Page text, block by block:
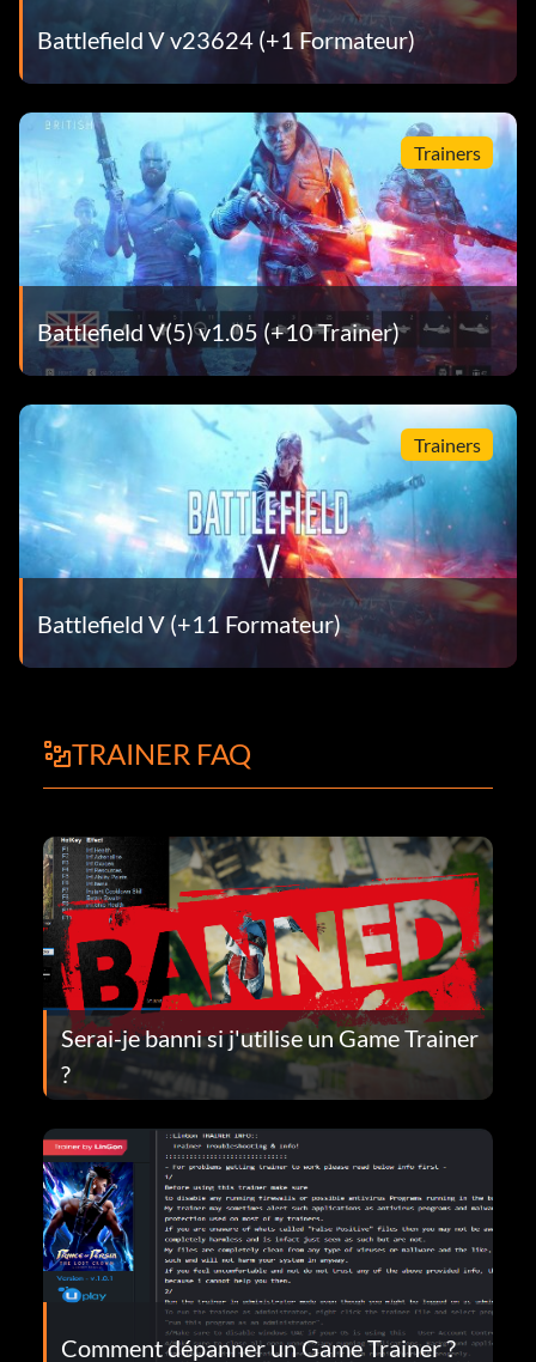
Battlefield V v23624 (+1 Formateur)
Trainers
Battlefield V(5) v1.05 (+10 Trainer)
Trainers
Battlefield V (+11 Formateur)
TRAINER FAQ
Serai-je banni si j'utilise un Game Trainer
?
Comment dépanner un Game Trainer ?